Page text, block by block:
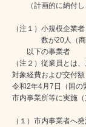
（計画的に納付し
（注１） 小規模企業者
数が20人（商業又
以下の事業者
（注２）従業員とは
対象経費および交付額
令和2年4月7日（国の
市内事業所等に実施
（１）市内事業者へ